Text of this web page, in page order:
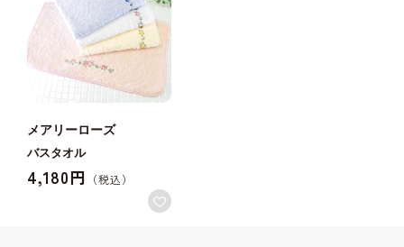
メアリーローズ
バスタオル
4,180円